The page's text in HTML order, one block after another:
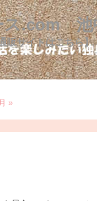
ス.com 池
販サイトはこちら】
»